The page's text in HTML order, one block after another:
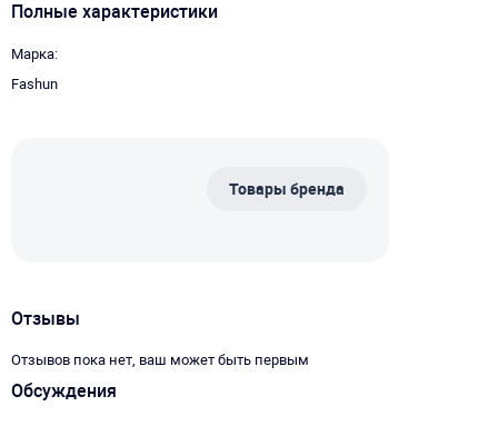
Полные характеристики
Марка
Fashun
Товары бренда
Отзывы
Отзывов пока нет, ваш может быть первым
Обсуждения